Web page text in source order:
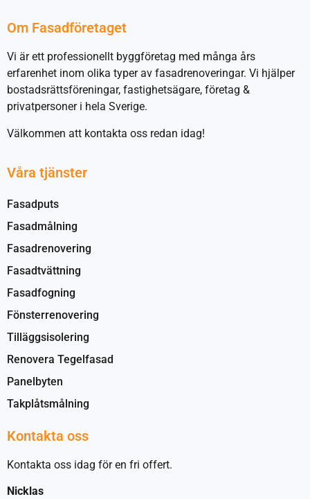
Om Fasadföretaget
Vi är ett professionellt byggföretag med många års
erfarenhet inom olika typer av fasadrenoveringar. Vi hjälper
bostadsrättsföreningar, fastighetsägare, företag &
privatpersoner i hela Sverige.
Välkommen att kontakta oss redan idag!
Våra tjänster
Fasadputs
Fasadmålning
Fasadrenovering
Fasadtvättning
Fasadfogning
Fönsterrenovering
Tilläggsisolering
Renovera Tegelfasad
Panelbyten
Takplåtsmålning
Kontakta oss
Kontakta oss idag för en fri offert.
Nicklas